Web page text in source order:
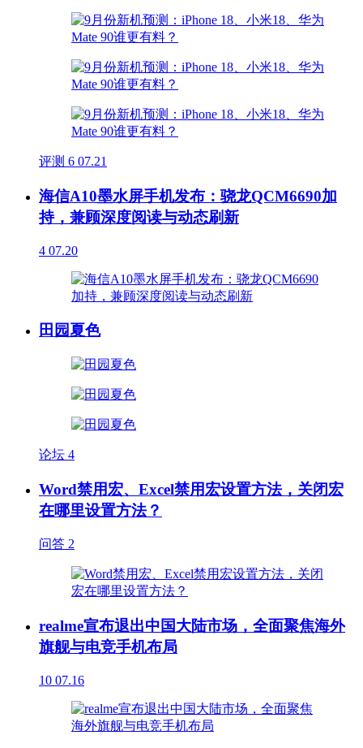
评测 6 07.21
海信A10墨水屏手机发布：骁龙QCM6690加
持，兼顾深度阅读与动态刷新
4 07.20
田园夏色
论坛 4
Word禁用宏、Excel禁用宏设置方法，关闭宏
在哪里设置方法？
问答 2
realme宣布退出中国大陆市场，全面聚焦海外
旗舰与电竞手机布局
10 07.16